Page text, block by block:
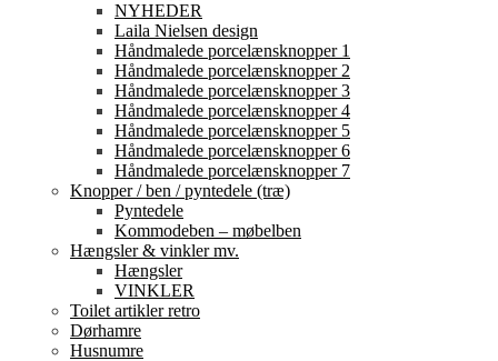
NYHEDER
Laila Nielsen design
Håndmalede porcelænsknopper 1
Håndmalede porcelænsknopper 2
Håndmalede porcelænsknopper 3
Håndmalede porcelænsknopper 4
Håndmalede porcelænsknopper 5
Håndmalede porcelænsknopper 6
Håndmalede porcelænsknopper 7
Knopper / ben / pyntedele (træ)
Pyntedele
Kommodeben – møbelben
Hængsler & vinkler mv.
Hængsler
VINKLER
Toilet artikler retro
Dørhamre
Husnumre